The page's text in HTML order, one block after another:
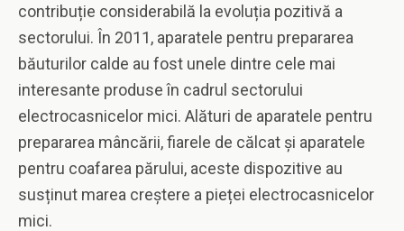
contribuție considerabilă la evoluția pozitivă a
sectorului. În 2011, aparatele pentru prepararea
băuturilor calde au fost unele dintre cele mai
interesante produse în cadrul sectorului
electrocasnicelor mici. Alături de aparatele pentru
prepararea mâncării, fiarele de călcat și aparatele
pentru coafarea părului, aceste dispozitive au
susținut marea creștere a pieței electrocasnicelor
mici.